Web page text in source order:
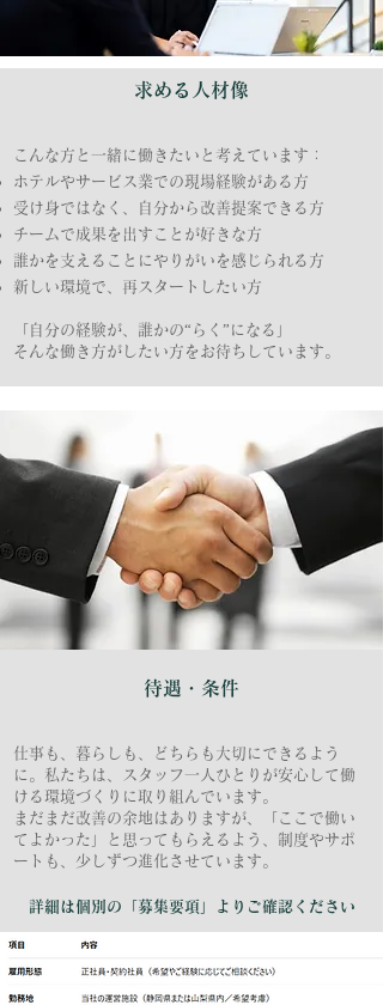
​求める人材像
こんな方と一緒に働きたいと考えています：
ホテルやサービス業での現場経験がある方
受け身ではなく、自分から改善提案できる方
チームで成果を出すことが好きな方
誰かを支えることにやりがいを感じられる方
新しい環境で、再スタートしたい方
「自分の経験が、誰かの“らく”になる」
そんな働き方がしたい方をお待ちしています。
待遇・条件
仕事も、暮らしも、どちらも大切にできるよう
に。私たちは、スタッフ一人ひとりが安心して働
ける環境づくりに取り組んでいます。
まだまだ改善の余地はありますが、「ここで働い
てよかった」と思ってもらえるよう、制度やサポ
ートも、少しずつ進化させています。
詳細は個別の「募集要項」よりご確認ください